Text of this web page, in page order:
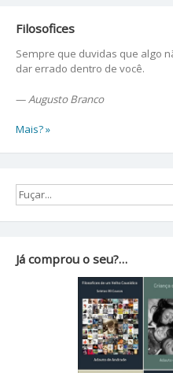
Filosofices
Sempre que duvidas que algo
dar errado dentro de você.
—Augusto Branco
Mais? »
Já comprou o seu?…